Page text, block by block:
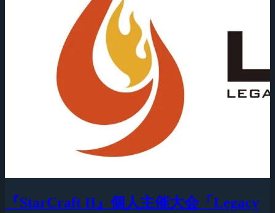
『StarCraft II』個人主催大会「Legacy